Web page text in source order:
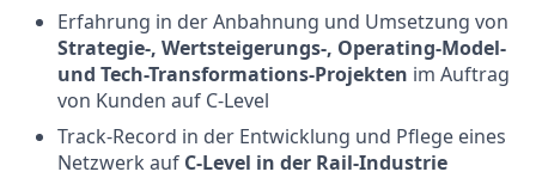
Erfahrung in der Anbahnung und Umsetzung von
Strategie-, Wertsteigerungs-, Operating-Model-
und Tech-Transformations-Projekten im Auftrag
von Kunden auf C-Level
Track-Record in der Entwicklung und Pflege eines
Netzwerk auf C-Level in der Rail-Industrie